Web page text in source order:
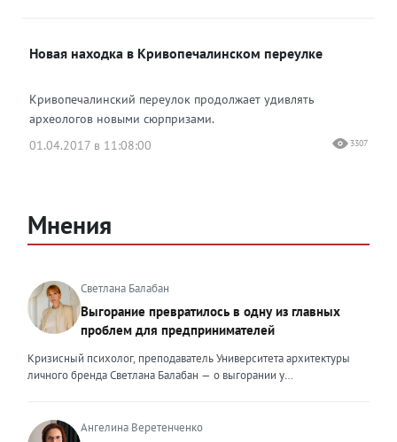
Новая находка в Кривопечалинском переулке
Кривопечалинский переулок продолжает удивлять
археологов новыми сюрпризами.
01.04.2017 в 11:08:00
3307
Мнения
Светлана Балабан
Выгорание превратилось в одну из главных
проблем для предпринимателей
Кризисный психолог, преподаватель Университета архитектуры
личного бренда Светлана Балабан — о выгорании у
проблемой, однако выгорание у предпринимателей заметно
Ангелина Веретенченко